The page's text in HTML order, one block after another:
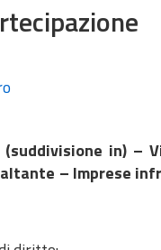
in) –
– Imprese